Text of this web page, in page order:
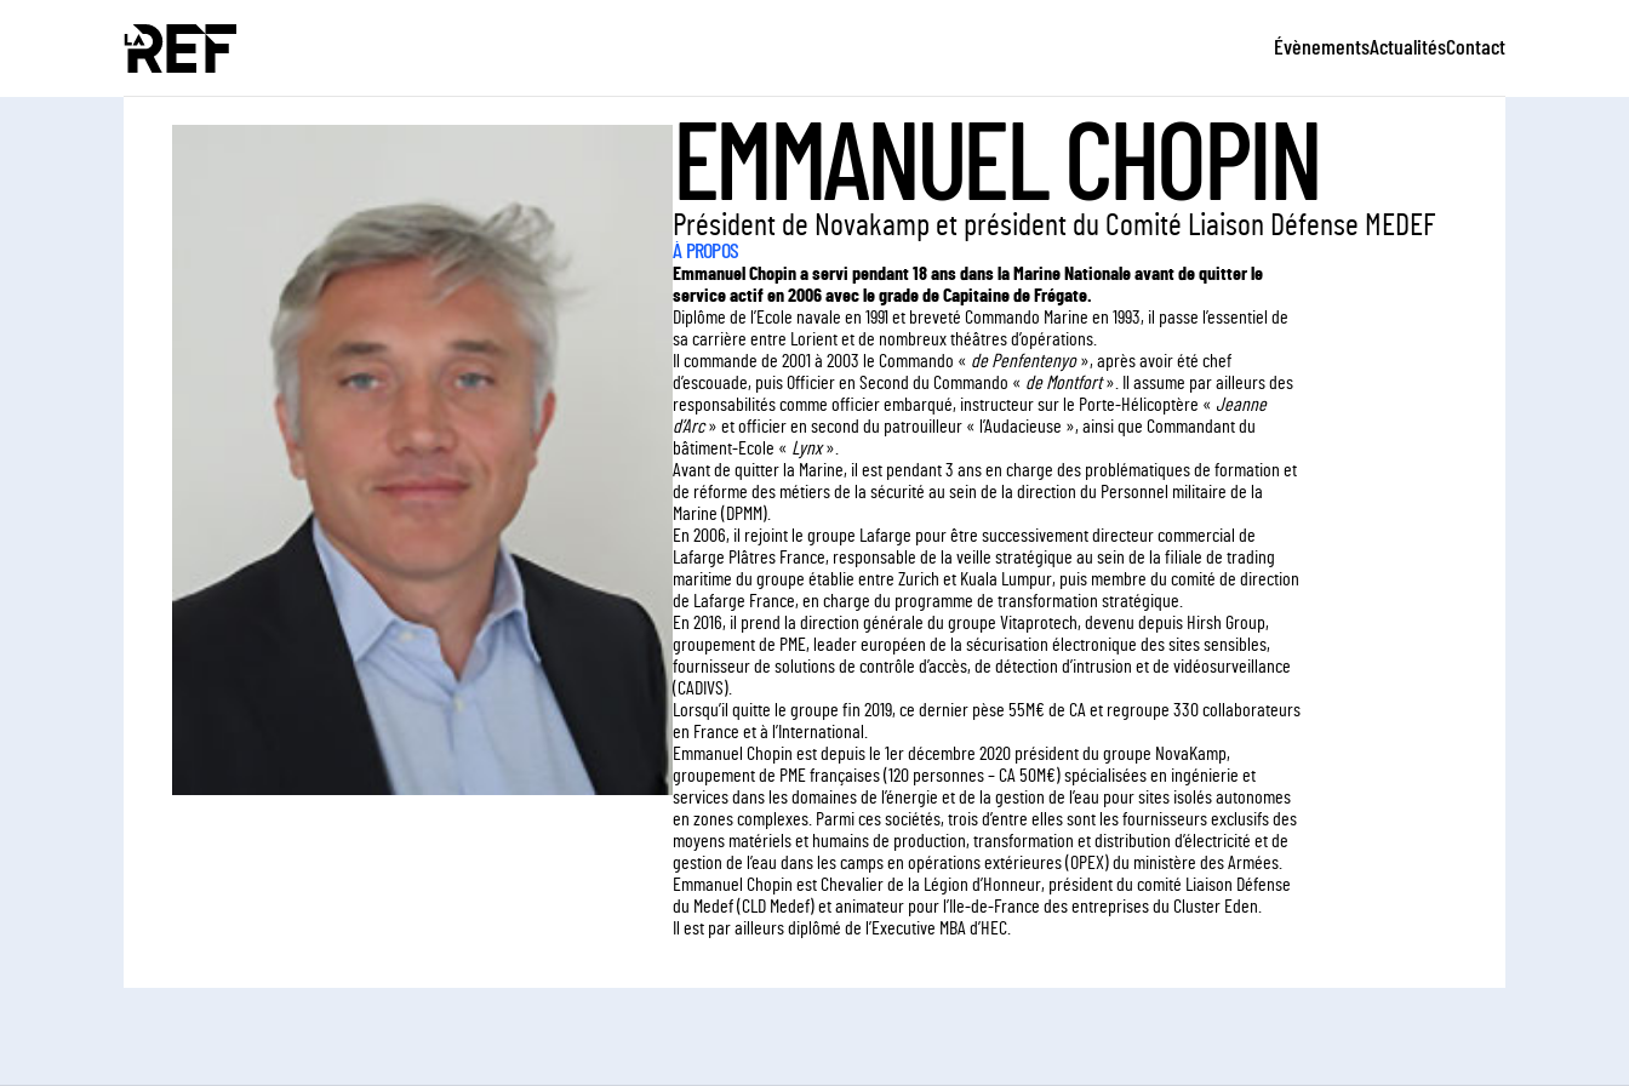
ÉvènementsActualitésContact
EMMANUEL CHOPIN
Président de Novakamp et président du Comité Liaison Défense MEDEF
À PROPOS
Emmanuel Chopin a servi pendant 18 ans dans la Marine Nationale avant de quitter le
service actif en 2006 avec le grade de Capitaine de Frégate.
Diplôme de l’Ecole navale en 1991 et breveté Commando Marine en 1993, il passe l’essentiel de
sa carrière entre Lorient et de nombreux théâtres d’opérations.
Il commande de 2001 à 2003 le Commando « de Penfentenyo », après avoir été chef
d’escouade, puis Officier en Second du Commando « de Montfort ». Il assume par ailleurs des
responsabilités comme officier embarqué, instructeur sur le Porte-Hélicoptère « Jeanne
d’Arc » et officier en second du patrouilleur « l’Audacieuse », ainsi que Commandant du
bâtiment-Ecole « Lynx ».
Avant de quitter la Marine, il est pendant 3 ans en charge des problématiques de formation et
de réforme des métiers de la sécurité au sein de la direction du Personnel militaire de la
Marine (DPMM).
En 2006, il rejoint le groupe Lafarge pour être successivement directeur commercial de
Lafarge Plâtres France, responsable de la veille stratégique au sein de la filiale de trading
maritime du groupe établie entre Zurich et Kuala Lumpur, puis membre du comité de direction
de Lafarge France, en charge du programme de transformation stratégique.
En 2016, il prend la direction générale du groupe Vitaprotech, devenu depuis Hirsh Group,
groupement de PME, leader européen de la sécurisation électronique des sites sensibles,
fournisseur de solutions de contrôle d’accès, de détection d’intrusion et de vidéosurveillance
(CADIVS).
Lorsqu’il quitte le groupe fin 2019, ce dernier pèse 55M€ de CA et regroupe 330 collaborateurs
en France et à l’International.
Emmanuel Chopin est depuis le 1er décembre 2020 président du groupe NovaKamp,
groupement de PME françaises (120 personnes – CA 50M€) spécialisées en ingénierie et
services dans les domaines de l’énergie et de la gestion de l’eau pour sites isolés autonomes
en zones complexes. Parmi ces sociétés, trois d’entre elles sont les fournisseurs exclusifs des
moyens matériels et humains de production, transformation et distribution d’électricité et de
gestion de l’eau dans les camps en opérations extérieures (OPEX) du ministère des Armées.
Emmanuel Chopin est Chevalier de la Légion d’Honneur, président du comité Liaison Défense
du Medef (CLD Medef) et animateur pour l’Ile-de-France des entreprises du Cluster Eden.
Il est par ailleurs diplômé de l’Executive MBA d’HEC.